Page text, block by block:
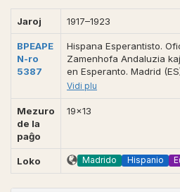
Jaroj 1917–1923
BPEAPE
N-ro
5387
Hispana Esperantisto.
Zamenhofa Andaluzia
en Esperanto. Madrid
19x13. *«La unuaj 5 jaroj
tre varia kaj interesa
papero». Almenaŭ 62 n-
Linera. IEMW 700.011-
Fontoj: Esperanto (UEA),
Esperanto-Gazeto. 1933.
Enciklopedio de
Vidi plu
Mezuro
de la
paĝo
19x13
Loko Madrido Hispanio